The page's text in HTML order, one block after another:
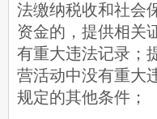
法缴纳税收和社会
资金的，提供相关
有重大违法记录；
营活动中没有重大
规定的其他条件；